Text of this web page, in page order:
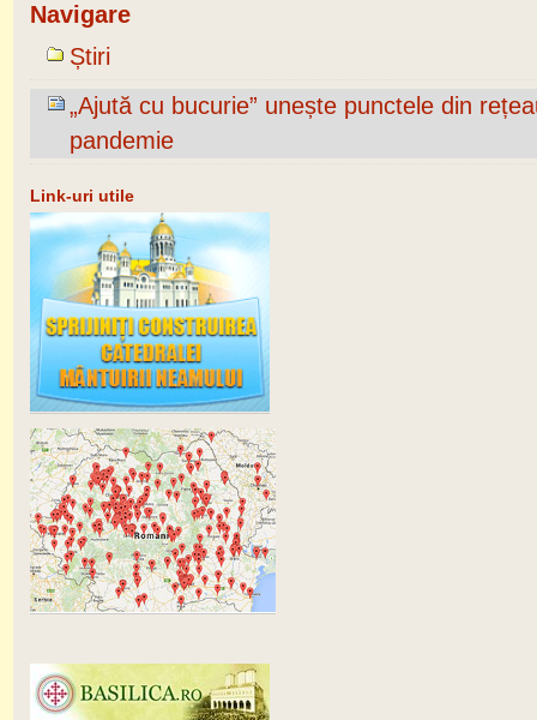
Navigare
Știri
„Ajută cu bucurie” unește punctele din
pandemie
Link-uri utile